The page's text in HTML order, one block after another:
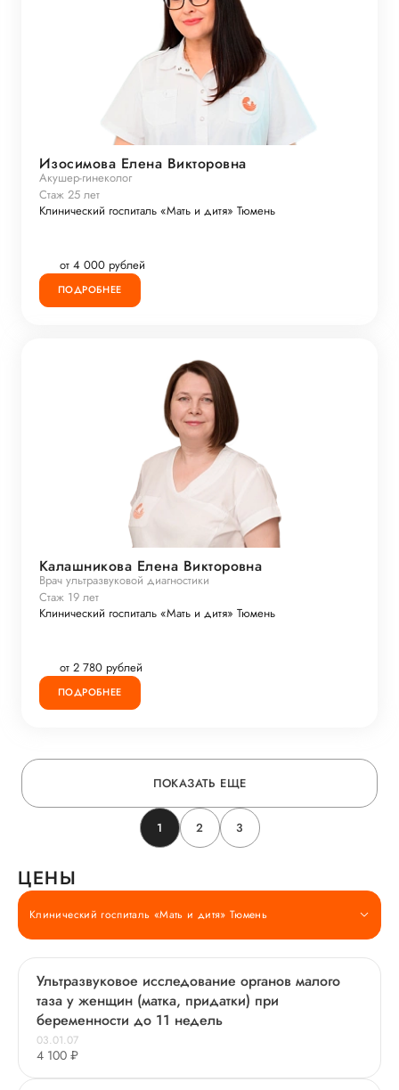
Изосимова Елена Викторовна
Акушер-гинеколог
Стаж 25 лет
Клинический госпиталь «Мать и дитя» Тюмень
от 4 000 рублей
ПОДРОБНЕЕ
Калашникова Елена Викторовна
Врач ультразвуковой диагностики
Стаж 19 лет
Клинический госпиталь «Мать и дитя» Тюмень
от 2 780 рублей
ПОДРОБНЕЕ
ПОКАЗАТЬ ЕЩЕ
1 2 3
ЦЕНЫ
Клинический госпиталь «Мать и дитя» Тюмень
Ультразвуковое исследование органов малого
таза у женщин (матка, придатки) при
беременности до 11 недель
03.01.07
4 100 ₽